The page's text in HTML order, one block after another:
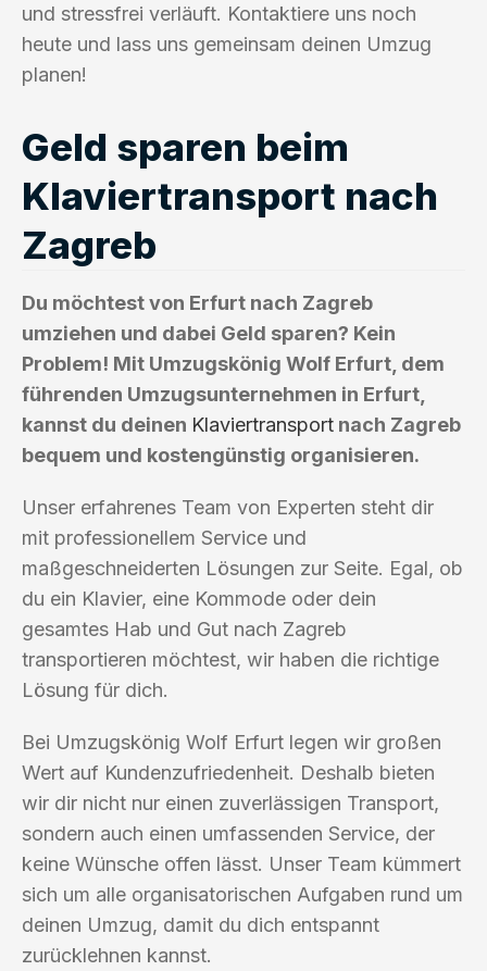
und stressfrei verläuft. Kontaktiere uns noch
heute und lass uns gemeinsam deinen Umzug
planen!
Geld sparen beim
Klaviertransport nach
Zagreb
Du möchtest von Erfurt nach Zagreb
umziehen und dabei Geld sparen? Kein
Problem! Mit Umzugskönig Wolf Erfurt, dem
führenden Umzugsunternehmen in Erfurt,
kannst du deinen Klaviertransport nach Zagreb
bequem und kostengünstig organisieren.
Unser erfahrenes Team von Experten steht dir
mit professionellem Service und
maßgeschneiderten Lösungen zur Seite. Egal, ob
du ein Klavier, eine Kommode oder dein
gesamtes Hab und Gut nach Zagreb
transportieren möchtest, wir haben die richtige
Lösung für dich.
Bei Umzugskönig Wolf Erfurt legen wir großen
Wert auf Kundenzufriedenheit. Deshalb bieten
wir dir nicht nur einen zuverlässigen Transport,
sondern auch einen umfassenden Service, der
keine Wünsche offen lässt. Unser Team kümmert
sich um alle organisatorischen Aufgaben rund um
deinen Umzug, damit du dich entspannt
zurücklehnen kannst.